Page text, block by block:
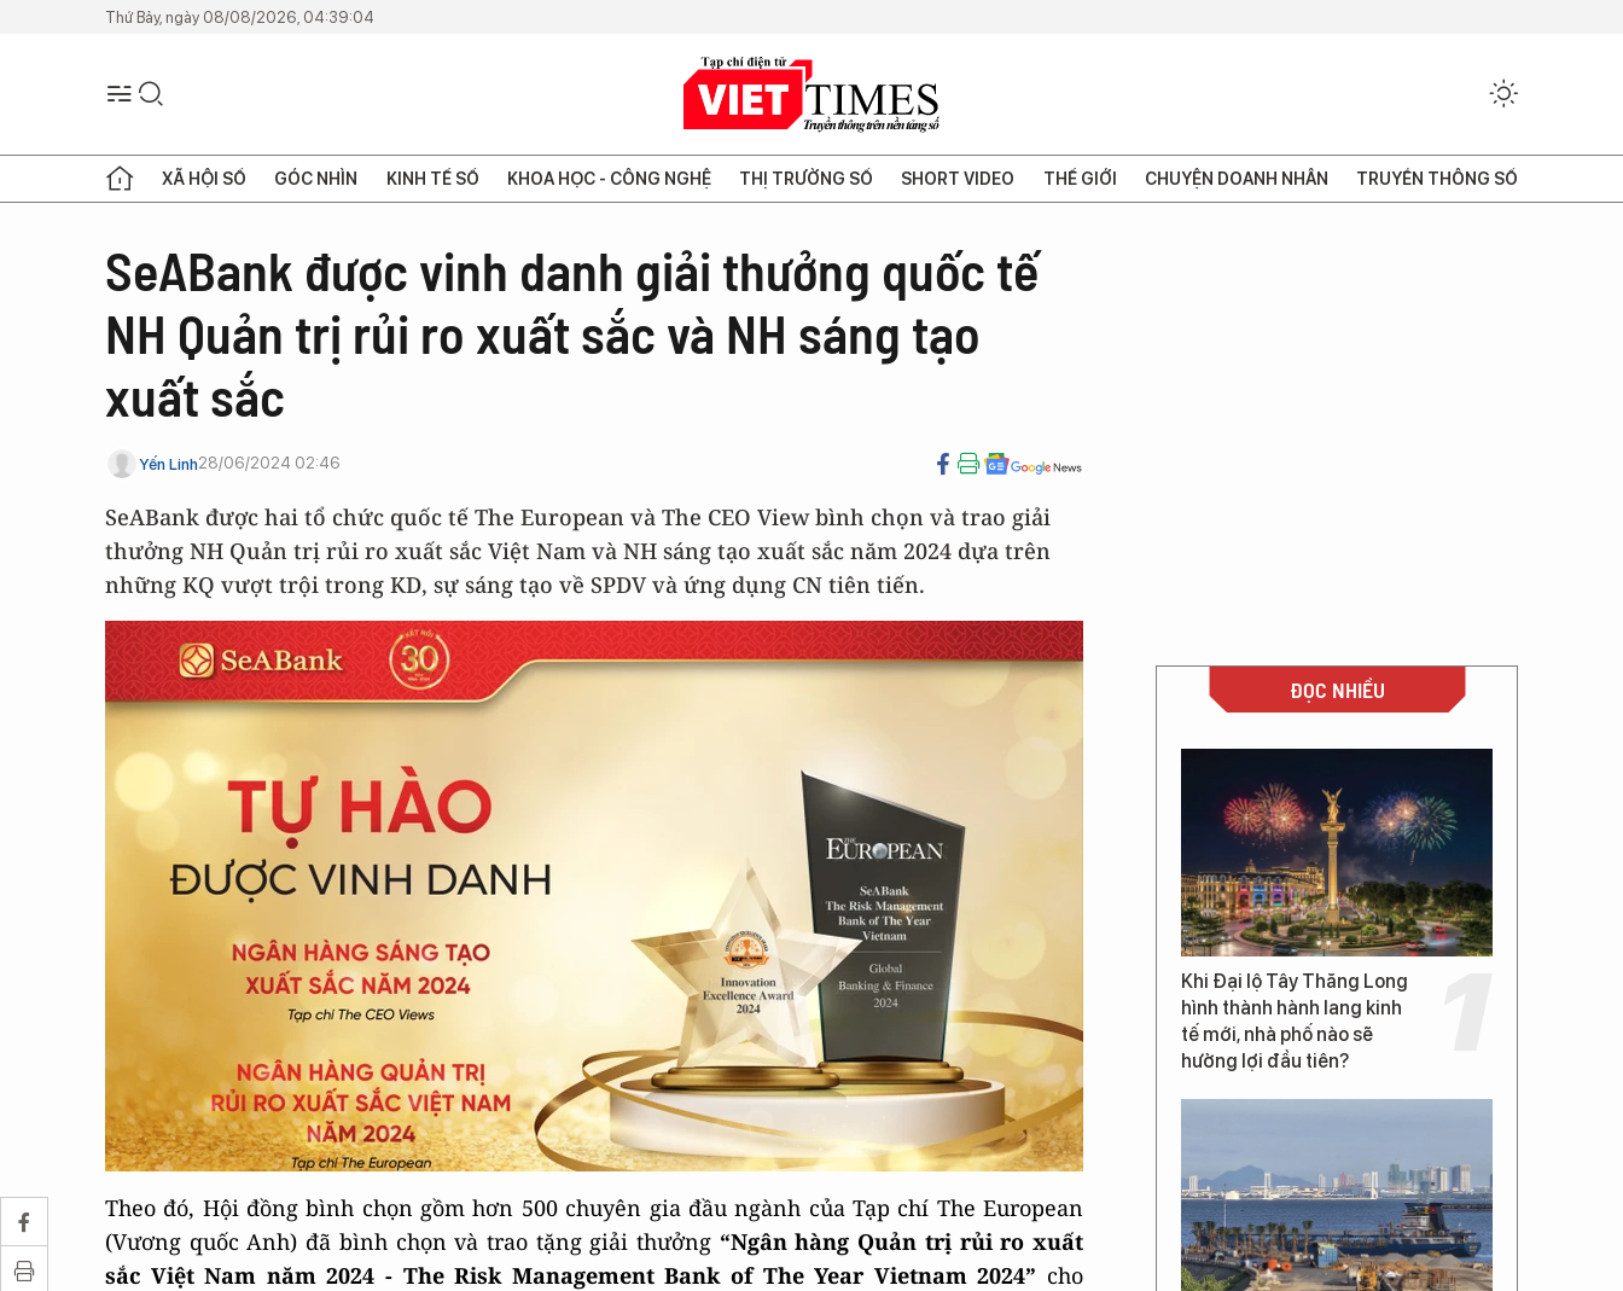
Thứ Bảy, ngày 08/08/2026, 04:39:04
XÃ HỘI SỐ GÓC NHÌN KINH TẾ SỐ KHOA HỌC - CÔNG NGHỆ THỊ TRƯỜNG SỐ SHORT VIDEO THẾ GIỚI CHUYỆN DOANH NHÂN TRUYỀN THÔNG SỐ
SeABank được vinh danh giải thưởng quốc tế
NH Quản trị rủi ro xuất sắc và NH sáng tạo
xuất sắc
Yến Linh28/06/2024 02:46
SeABank được hai tổ chức quốc tế The European và The CEO View bình chọn và trao giải
thưởng NH Quản trị rủi ro xuất sắc Việt Nam và NH sáng tạo xuất sắc năm 2024 dựa trên
những KQ vượt trội trong KD, sự sáng tạo về SPDV và ứng dụng CN tiên tiến.
Theo đó, Hội đồng bình chọn gồm hơn 500 chuyên gia đầu ngành của Tạp chí The European
(Vương quốc Anh) đã bình chọn và trao tặng giải thưởng “Ngân hàng Quản trị rủi ro xuất
sắc Việt Nam năm 2024 - The Risk Management Bank of The Year Vietnam 2024” cho
ĐỌC NHIỀU
Khi Đại lộ Tây Thăng Long
hình thành hành lang kinh
tế mới, nhà phố nào sẽ
hưởng lợi đầu tiên?